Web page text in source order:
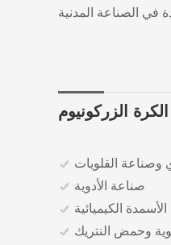
الزركونيوم
وصناعة القلويات
صناعة الأدوية
الكيميائية
وحمض النتريك